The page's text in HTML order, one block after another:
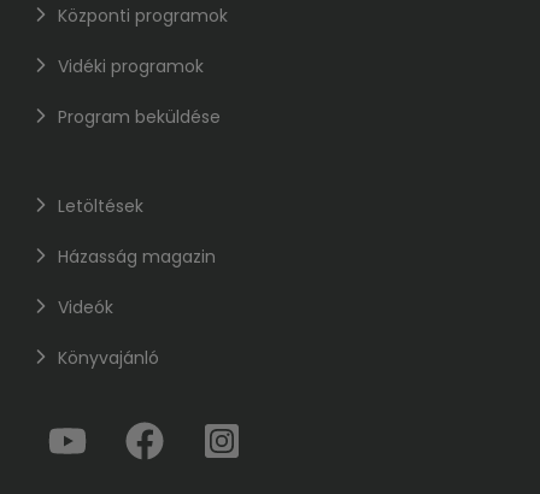
Központi programok
Vidéki programok
Program beküldése
Letöltések
Házasság magazin
Videók
Könyvajánló